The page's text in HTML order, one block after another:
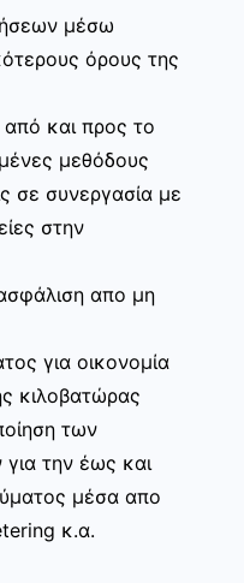
μέσω
όρους της
και προς το
μεθόδους
σε συνεργασία με
στην
απο μη
για οικονομία
κιλοβατώρας
των
για την έως και
μέσα απο
κ.α.